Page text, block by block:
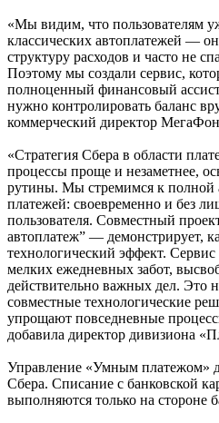
«Мы видим, что пользователям
классических автоплатежей —
структуру расходов и часто не
Поэтому мы создали сервис,
полноценный финансовый
нужно контролировать баланс
коммерческий директор
«Стратегия Сбера в области
процессы проще и незаметнее,
рутины. Мы стремимся к полной
платежей: своевременно и без
пользователя. Совместный
автоплатеж” — демонстрирует,
технологический эффект. Сервис
мелких ежедневных забот,
действительно важных дел. Это
совместные технологические
упрощают повседневные
добавила директор дивизиона
Управление «Умным платежом»
Сбера. Списание с банковской
выполняются только на стороне